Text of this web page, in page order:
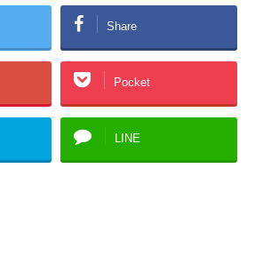
Share
Pocket
LINE